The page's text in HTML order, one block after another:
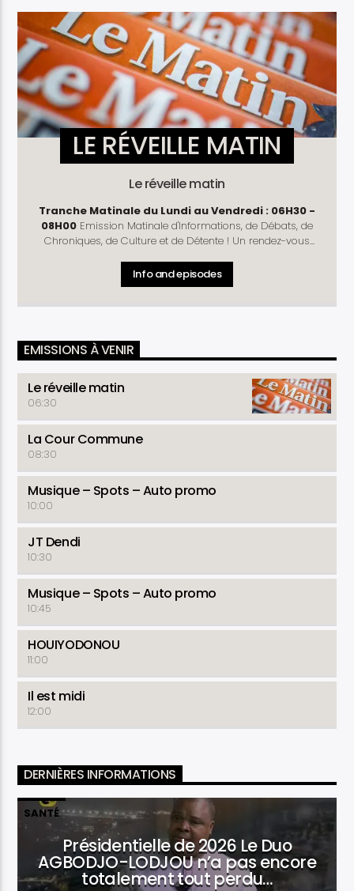
LE RÉVEILLE MATIN
Le réveille matin
Tranche Matinale du Lundi au Vendredi : 06H30 -
08H00
Chroniques, de Culture et de Détente ! Un rendez-vous
: Télé D'Hier - Météo - Horoscope - Prénom
du Jour - Culture Découverte - Journal - La Une du
Santé ( Mardi et Jeudi )- La Revue du Matinal (Vendredi) -
Astuce Conso - Détente
Info and episodes
EMISSIONS À VENIR
Le réveille matin
06:30
La Cour Commune
08:30
Musique – Spots – Auto promo
10:00
JT Dendi
10:30
Musique – Spots – Auto promo
10:45
HOUIYODONOU
11:00
Il est midi
12:00
DERNIÈRES INFORMATIONS
SANTÉ
Présidentielle de 2026 Le Duo
AGBODJO-LODJOU n’a pas encore
totalement tout perdu…